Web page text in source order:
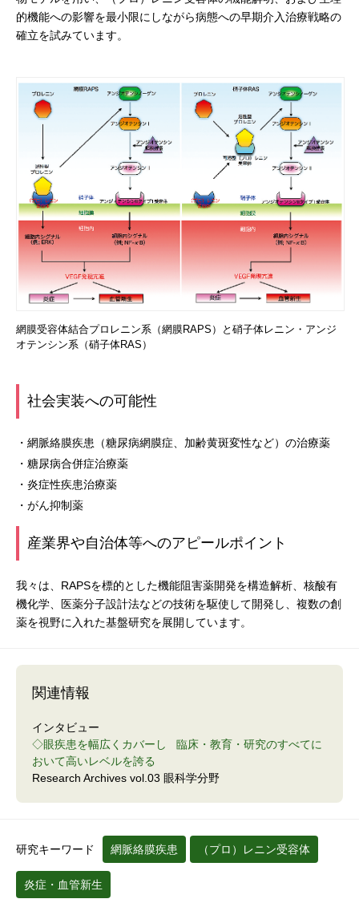
的機能への影響を最小限にしながら病態への早期介入治療戦略の
確立を試みています。
網膜受容体結合プロレニン系（網膜RAPS）と硝子体レニン・アンジ
オテンシン系（硝子体RAS）
社会実装への可能性
・網脈絡膜疾患（糖尿病網膜症、加齢黄斑変性など）の治療薬
・糖尿病合併症治療薬
・炎症性疾患治療薬
・がん抑制薬
産業界や自治体等へのアピールポイント
我々は、RAPSを標的とした機能阻害薬開発を構造解析、核酸有
機化学、医薬分子設計法などの技術を駆使して開発し、複数の創
薬を視野に入れた基盤研究を展開しています。
関連情報
インタビュー
◇眼疾患を幅広くカバーし 臨床・教育・研究のすべてに
おいて高いレベルを誇る
Research Archives vol.03 眼科学分野
研究キーワード 網脈絡膜疾患 （プロ）レニン受容体
炎症・血管新生